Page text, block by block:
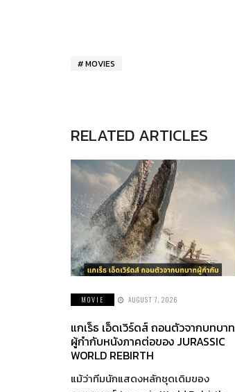
MOVIES
RELATED ARTICLES
MOVIE AUGUST 7, 2026
แกเร็ธ เอ็ดเวิร์ดส์ ถอนตัวจากบทบาท
ผู้กำกับหนังภาคต่อของ JURASSIC
WORLD REBIRTH
แม้ว่าทีมนักแสดงหลักชุดเดิมของ